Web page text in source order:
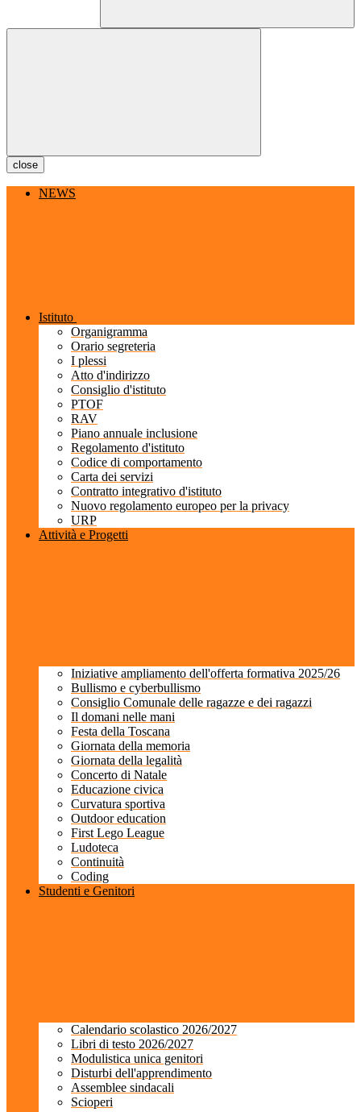
close
NEWS
Istituto
Organigramma
Orario segreteria
I plessi
Atto d'indirizzo
Consiglio d'istituto
PTOF
RAV
Piano annuale inclusione
Regolamento d'istituto
Codice di comportamento
Carta dei servizi
Contratto integrativo d'istituto
Nuovo regolamento europeo per la privacy
URP
Attività e Progetti
Iniziative ampliamento dell'offerta formativa 2025/26
Bullismo e cyberbullismo
Consiglio Comunale delle ragazze e dei ragazzi
Il domani nelle mani
Festa della Toscana
Giornata della memoria
Giornata della legalità
Concerto di Natale
Educazione civica
Curvatura sportiva
Outdoor education
First Lego League
Ludoteca
Continuità
Coding
Studenti e Genitori
Calendario scolastico 2026/2027
Libri di testo 2026/2027
Modulistica unica genitori
Disturbi dell'apprendimento
Assemblee sindacali
Scioperi